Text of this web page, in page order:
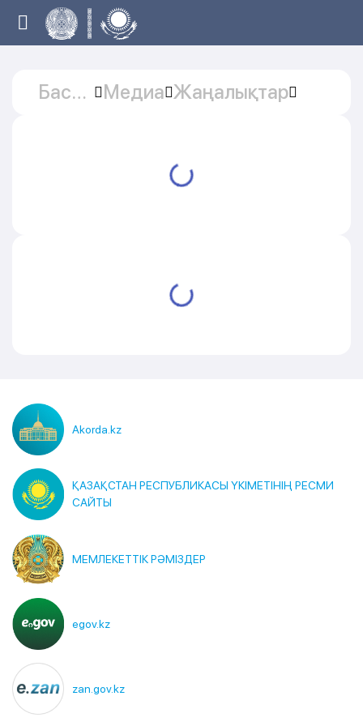
Басты
Медиа Жаңалықтар
Akorda.kz
ҚАЗАҚСТАН РЕСПУБЛИКАСЫ ҮКІМЕТІНІҢ РЕСМИ
САЙТЫ
МЕМЛЕКЕТТІК РӘМІЗДЕР
egov.kz
zan.gov.kz